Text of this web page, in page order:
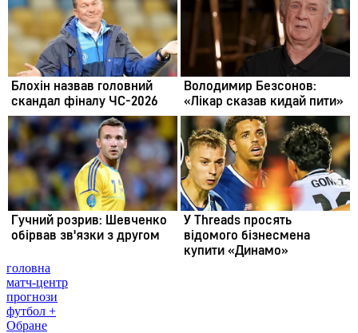
головна
матч-центр
прогнози
футбол +
Обране